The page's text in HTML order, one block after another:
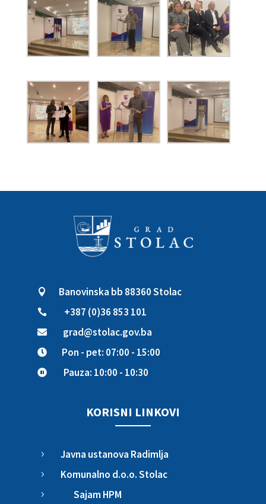
 Banovinska bb 88360 Stolac
 +387 (0)36 853 101
 grad@stolac.gov.ba
 Pon - pet: 07:00 - 15:00
 Pauza: 10:00 - 10:30
KORISNI LINKOVI
5 Javna ustanova Radimlja
5 Komunalno d.o.o. Stolac
5 Sajam HPM